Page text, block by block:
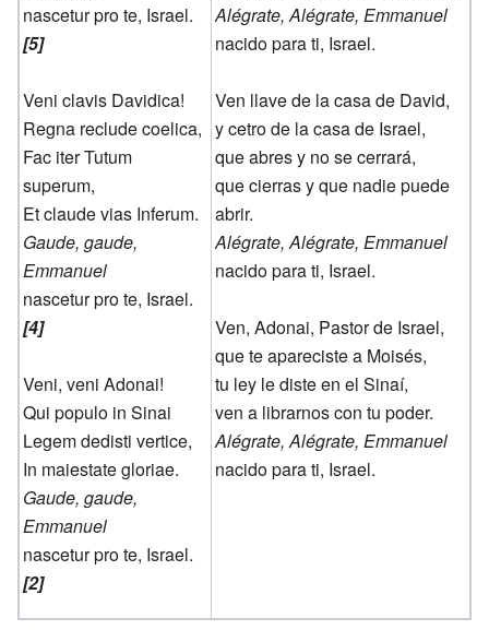
nascetur pro te, Israel.
[5]
Veni clavis Davidica!
Regna reclude coelica,
Fac iter Tutum
superum,
Et claude vias Inferum.
Gaude, gaude,
Emmanuel
nascetur pro te, Israel.
[4]
Veni, veni Adonai!
Qui populo in Sinai
Legem dedisti vertice,
In maiestate gloriae.
Gaude, gaude,
Emmanuel
nascetur pro te, Israel.
[2]
Alégrate, Alégrate, Emmanuel
nacido para ti, Israel.
Ven llave de la casa de David,
y cetro de la casa de Israel,
que abres y no se cerrará,
que cierras y que nadie puede
abrir.
Alégrate, Alégrate, Emmanuel
nacido para ti, Israel.
Ven, Adonai, Pastor de Israel,
que te apareciste a Moisés,
tu ley le diste en el Sinaí,
ven a librarnos con tu poder.
Alégrate, Alégrate, Emmanuel
nacido para ti, Israel.